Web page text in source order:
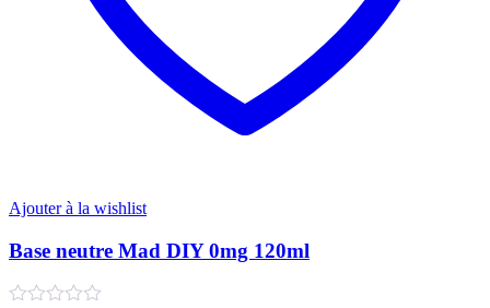
Ajouter à la wishlist
Base neutre Mad DIY 0mg 120ml